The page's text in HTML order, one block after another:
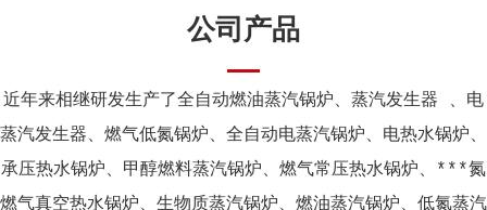
公司产品
近年来相继研发生产了全自动燃油蒸汽锅炉、蒸汽发生器 、电
蒸汽发生器、燃气低氮锅炉、全自动电蒸汽锅炉、电热水锅炉、
承压热水锅炉、甲醇燃料蒸汽锅炉、燃气常压热水锅炉、***氮
燃气真空热水锅炉、生物质蒸汽锅炉、燃油蒸汽锅炉、低氮蒸汽